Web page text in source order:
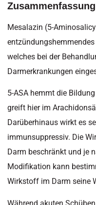
Zusammenfassung
Mesalazin (5-
welches bei der
Darmerkrankungen
5-ASA hemmt die
greift hier im
Darüberhinaus wirkt es
immunsuppressiv. Die
Darm beschränkt und je
Modifikation kann
Wirkstoff im Darm seine